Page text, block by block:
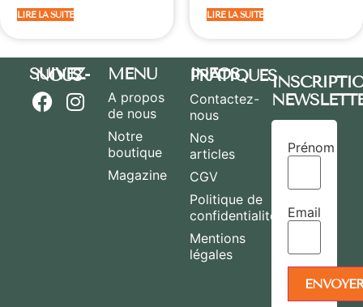
LIRE LA SUITE LIRE LA SUITE
SUIVEZ-NOUS MENU
A propos
de nous
Notre
boutique
Magazine
INFOS PRATIQUES
Contactez-
nous
Nos
articles
CGV
Politique de
confidentialité
Mentions
légales
Prénom
Email